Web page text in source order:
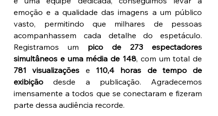
emoção e a qualidade das imagens a um público
vasto, permitindo que milhares de pessoas
acompanhassem cada detalhe do espetáculo.
Registramos um pico de 273 espectadores
simultâneos e uma média de 148
781 visualizações e 110,4 horas de tempo de
exibição desde a publicação. Agradecemos
imensamente a todos que se conectaram e fizeram
parte dessa audiência recorde.